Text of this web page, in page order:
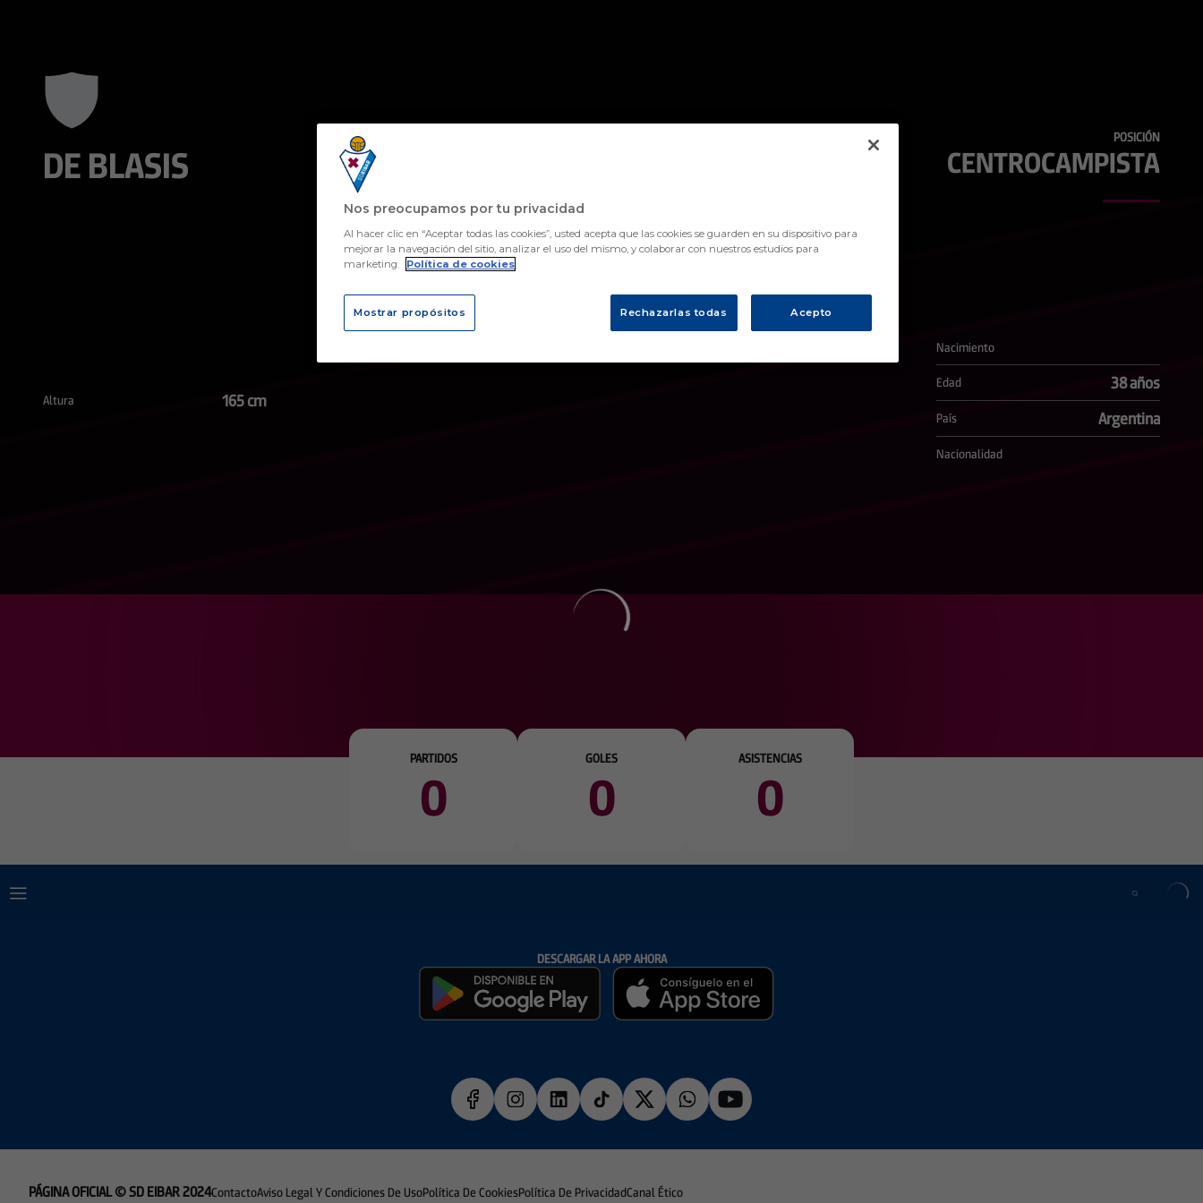
DE BLASIS
POSICIÓN
CENTROCAMPISTA
Altura 165 cm
Nacimiento
Edad 38 años
País Argentina
Nacionalidad
PARTIDOS
0
GOLES
0
ASISTENCIAS
0
DESCARGAR LA APP AHORA
ContactoAviso Legal Y Condiciones De UsoPolítica De CookiesPolítica De PrivacidadCanal Ético
PÁGINA OFICIAL © SD EIBAR 2024
Nos preocupamos por tu privacidad
Al hacer clic en “Aceptar todas las cookies”, usted acepta que las cookies se guarden en su dispositivo para
mejorar la navegación del sitio, analizar el uso del mismo, y colaborar con nuestros estudios para
marketing.
Política de cookies
Mostrar propósitos Rechazarlas todas Acepto